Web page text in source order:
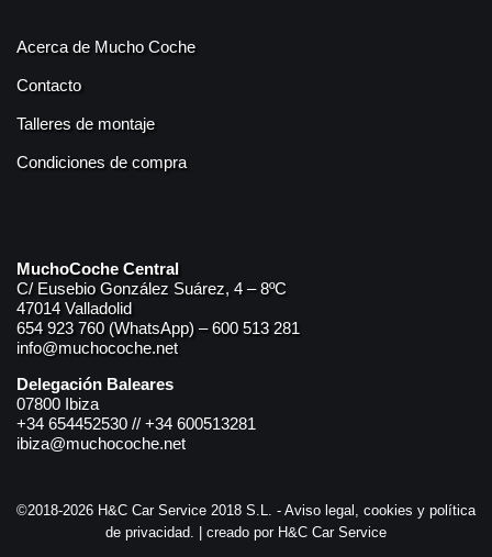
Acerca de Mucho Coche
Contacto
Talleres de montaje
Condiciones de compra
MuchoCoche Central
C/ Eusebio González Suárez, 4 – 8ºC
47014 Valladolid
654 923 760 (WhatsApp) – 600 513 281
info@muchocoche.net
Delegación Baleares
07800 Ibiza
+34 654452530 // +34 600513281
ibiza@muchocoche.net
©2018-2026 H&C Car Service 2018 S.L. - Aviso legal, cookies y política
de privacidad. | creado por H&C Car Service